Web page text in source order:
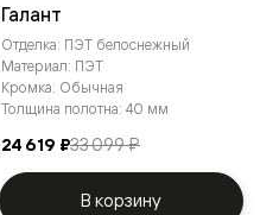
Галант
Отделка: ПЭТ белоснежный
Материал: ПЭТ
Кромка: Обычная
Толщина полотна: 40 мм
24 619 ₽33 099 ₽
В корзину